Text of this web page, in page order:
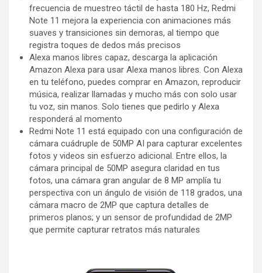
frecuencia de muestreo táctil de hasta 180 Hz, Redmi
Note 11 mejora la experiencia con animaciones más
suaves y transiciones sin demoras, al tiempo que
registra toques de dedos más precisos
Alexa manos libres capaz, descarga la aplicación
Amazon Alexa para usar Alexa manos libres. Con Alexa
en tu teléfono, puedes comprar en Amazon, reproducir
música, realizar llamadas y mucho más con solo usar
tu voz, sin manos. Solo tienes que pedirlo y Alexa
responderá al momento
Redmi Note 11 está equipado con una configuración de
cámara cuádruple de 50MP AI para capturar excelentes
fotos y videos sin esfuerzo adicional. Entre ellos, la
cámara principal de 50MP asegura claridad en tus
fotos, una cámara gran angular de 8 MP amplía tu
perspectiva con un ángulo de visión de 118 grados, una
cámara macro de 2MP que captura detalles de
primeros planos; y un sensor de profundidad de 2MP
que permite capturar retratos más naturales